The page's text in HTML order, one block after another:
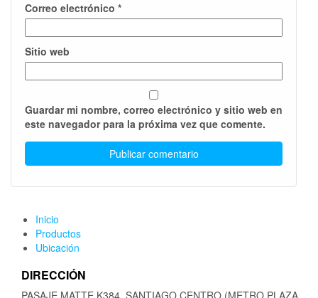
Correo electrónico *
Sitio web
Guardar mi nombre, correo electrónico y sitio web en
este navegador para la próxima vez que comente.
Inicio
Productos
Ubicación
DIRECCIÓN
PASAJE MATTE K384, SANTIAGO CENTRO (METRO PLAZA